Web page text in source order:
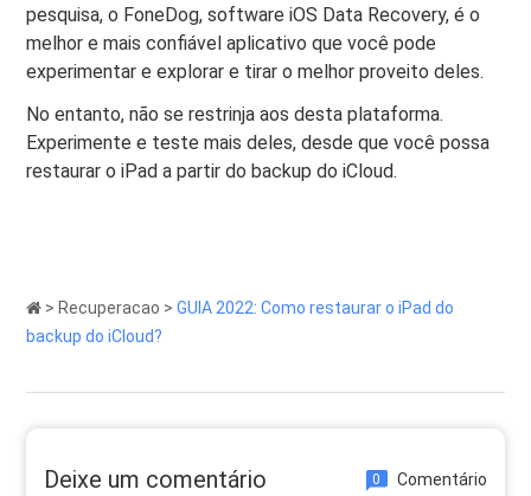
pesquisa, o FoneDog, software iOS Data Recovery, é o
melhor e mais confiável aplicativo que você pode
experimentar e explorar e tirar o melhor proveito deles.
No entanto, não se restrinja aos desta plataforma.
Experimente e teste mais deles, desde que você possa
restaurar o iPad a partir do backup do iCloud.
> Recuperacao >GUIA 2022: Como restaurar o iPad do
backup do iCloud?
Deixe um comentário 0 Comentário